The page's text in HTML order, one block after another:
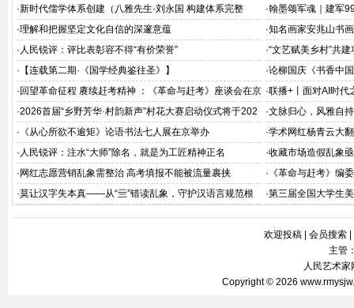
·新时代儒学体系创建（八雅先生·刘永国 构建体系完整
版）
·翰墨颂军魂｜建军
·理解和把握坚定文化自信的深邃意蕴 ·知名画家安兆山书
· 人民锐评：评比表彰容不得“有价荣誉” ·“文艺赋美乡村”共
· 【连载第二期·《国学经典鉴往圣》】 ·论柳国庆《书香中
深释
· 回望革命征程 赓续赶考精神 ：《革命与赶考》座谈会在京
举办
·联播+丨面对AI时代
·2026首届“乡野芳华·村韵新声”村花大赛启动仪式将于202
6年8月在京举办
·文脉归心，风雅自
· 《从心所欲不逾矩》论语书法七人展在京举办 ·学术网红杨青云大
· 人民锐评：注水“大师”除名，就是为工匠精神正名 ·收藏市场造假乱象
· 网红志愿营销乱象需整治 高考填报不能被流量裹挟 · 《革命与赶考》编
会在北京飞天商务大
·莫让汉字失本真——从“亖”错读乱象，守护汉语言规范根
·第三届全国大学生
欢迎投稿 会员搜索
主管
人民艺术
Copyright © 2026